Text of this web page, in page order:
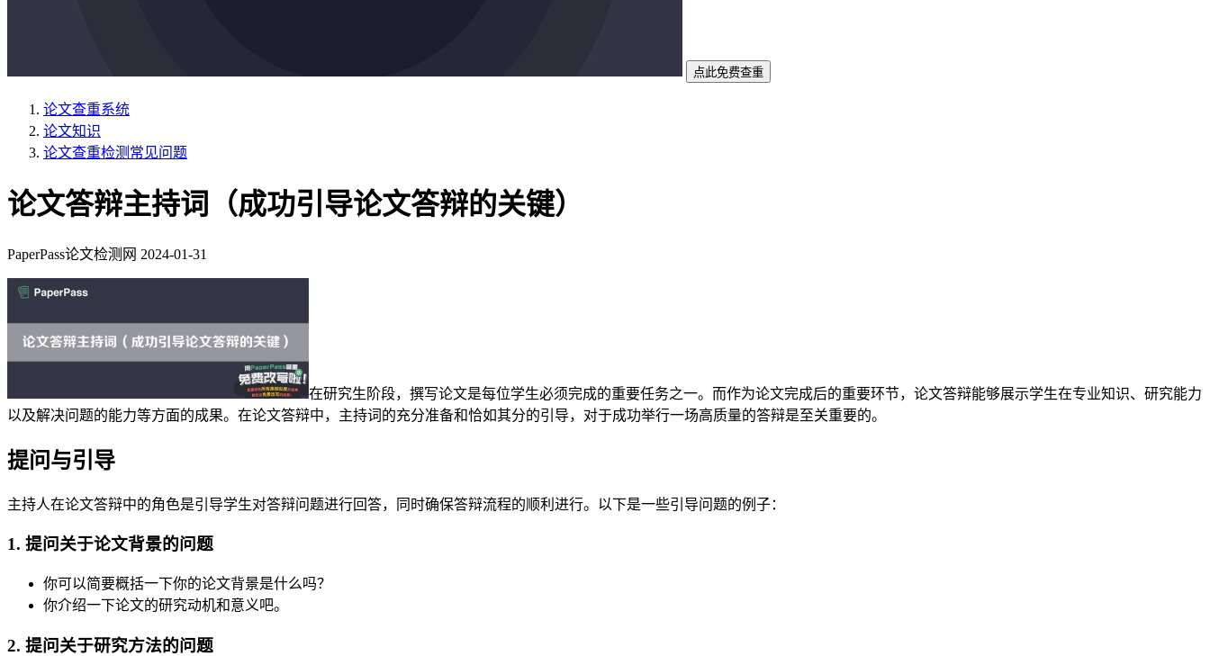
点此免费查重
论文查重系统
论文知识
论文查重检测常见问题
论文答辩主持词（成功引导论文答辩的关键）
PaperPass论文检测网 2024-01-31
在研究生阶段，撰写论文是每位学生必须完成的重要任务之一。而作为论文完成后的重要环节，论文答辩能够展示学生在专业知识、研究能力
以及解决问题的能力等方面的成果。在论文答辩中，主持词的充分准备和恰如其分的引导，对于成功举行一场高质量的答辩是至关重要的。
提问与引导
主持人在论文答辩中的角色是引导学生对答辩问题进行回答，同时确保答辩流程的顺利进行。以下是一些引导问题的例子：
1. 提问关于论文背景的问题
你可以简要概括一下你的论文背景是什么吗？
你介绍一下论文的研究动机和意义吧。
2. 提问关于研究方法的问题